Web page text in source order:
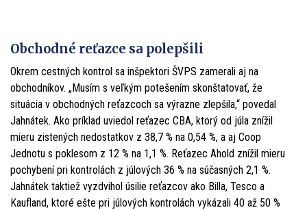
Obchodné reťazce sa polepšili
Okrem cestných kontrol sa inšpektori ŠVPS zamerali aj na
obchodníkov. „Musím s veľkým potešením skonštatovať, že
situácia v obchodných reťazcoch sa výrazne zlepšila,“ povedal
Jahnátek. Ako príklad uviedol reťazec CBA, ktorý od júla znížil
mieru zistených nedostatkov z 38,7 % na 0,54 %, a aj Coop
Jednotu s poklesom z 12 % na 1,1 %. Reťazec Ahold znížil mieru
pochybení pri kontrolách z júlových 36 % na súčasných 2,1 %.
Jahnátek taktiež vyzdvihol úsilie reťazcov ako Billa, Tesco a
Kaufland, ktoré ešte pri júlových kontrolách vykázali 40 až 50 %